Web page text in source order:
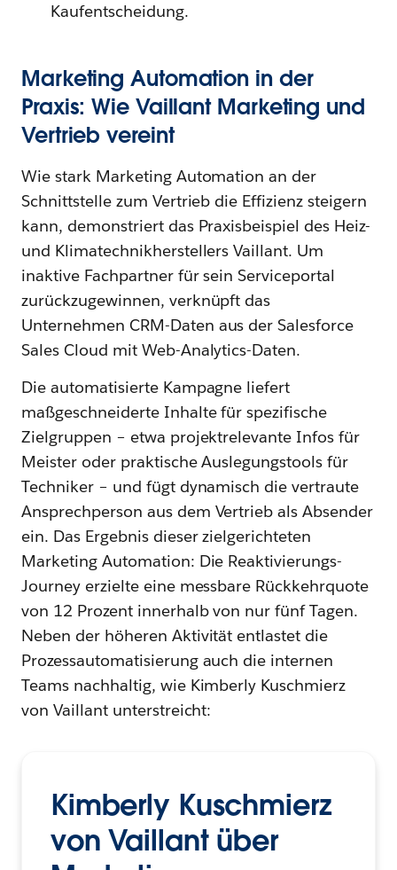
Kaufentscheidung.
Marketing Automation in der
Praxis: Wie Vaillant Marketing und
Vertrieb vereint
Wie stark Marketing Automation an der
Schnittstelle zum Vertrieb die Effizienz steigern
kann, demonstriert das Praxisbeispiel des Heiz-
und Klimatechnikherstellers Vaillant. Um
inaktive Fachpartner für sein Serviceportal
zurückzugewinnen, verknüpft das
Unternehmen CRM-Daten aus der Salesforce
Sales Cloud mit Web-Analytics-Daten.
Die automatisierte Kampagne liefert
maßgeschneiderte Inhalte für spezifische
Zielgruppen – etwa projektrelevante Infos für
Meister oder praktische Auslegungstools für
Techniker – und fügt dynamisch die vertraute
Ansprechperson aus dem Vertrieb als Absender
ein. Das Ergebnis dieser zielgerichteten
Marketing Automation: Die Reaktivierungs-
Journey erzielte eine messbare Rückkehrquote
von 12 Prozent innerhalb von nur fünf Tagen.
Neben der höheren Aktivität entlastet die
Prozessautomatisierung auch die internen
Teams nachhaltig, wie Kimberly Kuschmierz
von Vaillant unterstreicht:
Kimberly Kuschmierz
von Vaillant über